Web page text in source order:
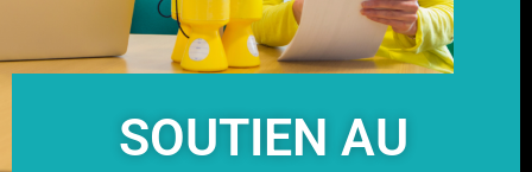
SOUTIEN AU